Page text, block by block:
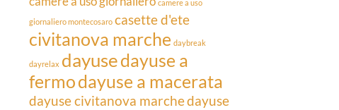
camere a uso
giornaliero montecosaro casette d'ete
civitanova marche daybreak
dayrelax dayusedayuse a
fermodayuse a macerata
dayuse civitanova marchedayuse